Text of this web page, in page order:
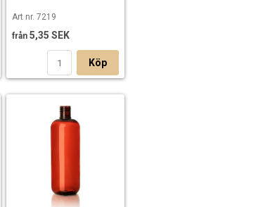
Art nr. 7219
från5,35 SEK
Köp